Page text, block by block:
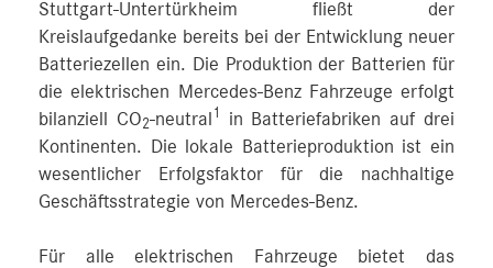
Stuttgart-Untertürkheim fließt der
Kreislaufgedanke bereits bei der Entwicklung neuer
Batteriezellen ein. Die Produktion der Batterien für
die elektrischen Mercedes-Benz Fahrzeuge erfolgt
bilanziell CO2-neutral 1
in Batteriefabriken auf drei
Kontinenten. Die lokale Batterieproduktion ist ein
wesentlicher Erfolgsfaktor für die nachhaltige
Geschäftsstrategie von Mercedes-Benz.
Für alle elektrischen Fahrzeuge bietet das